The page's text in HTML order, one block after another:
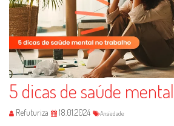
5 dicas de saúde
Refuturiza 18.01.2024 Ansiedade